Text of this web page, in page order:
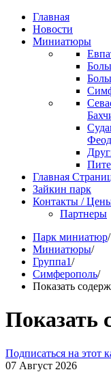
Главная
Новости
Миниатюры
Главная
Зайкин парк
Контакты /
Партнеры
Парк миниатюр/
Миниатюры/
Группа1/
Симферополь/
Показать
Показать
Подписаться на этот
07 Август 2026